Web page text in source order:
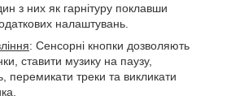
з них як гарнітуру поклавши
налаштувань.
: Сенсорні кнопки дозволяють
ставити музику на паузу,
перемикати треки та викликати